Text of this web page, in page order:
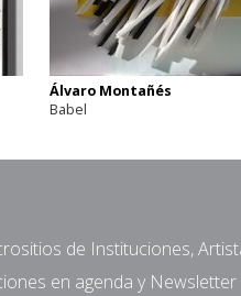
Álvaro Montañés
Babel
de Instituciones,
en agenda y Newsletter